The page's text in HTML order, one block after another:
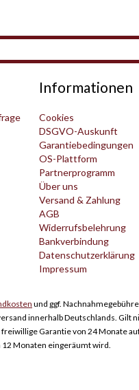
Informationen
Cookies
DSGVO-Auskunft
Garantiebedingungen
OS-Plattform
Partnerprogramm
Über uns
Versand & Zahlung
AGB
Widerrufsbelehrung
Bankverbindung
Datenschutzerklärung
Impressum
und ggf.
innerhalb Deutschlands. Gilt
Garantie von 24 Monate
Monaten eingeräumt wird.